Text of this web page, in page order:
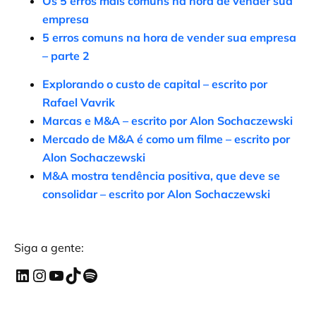
empresa
5 erros comuns na hora de vender sua empresa
– parte 2
Explorando o custo de capital – escrito por
Rafael Vavrik
Marcas e M&A – escrito por Alon Sochaczewski
Mercado de M&A é como um filme – escrito por
Alon Sochaczewski
M&A mostra tendência positiva, que deve se
consolidar – escrito por Alon Sochaczewski
Siga a gente: